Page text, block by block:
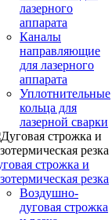
лазерного
аппарата
Каналы
направляющие
для лазерного
аппарата
Уплотнительные
кольца для
лазерной сварки
строжка и
резка
Воздушно-
дуговая строжка